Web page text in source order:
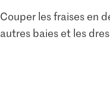
Couper les fraises en
autres baies et les